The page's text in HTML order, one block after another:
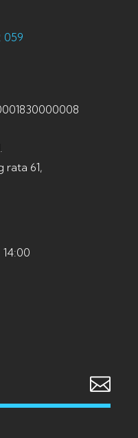
059
rata 61,